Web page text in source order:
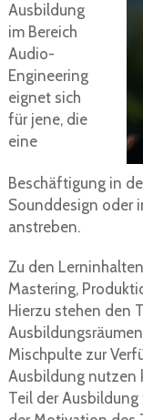
Ausbildung
im Bereich
Audio-
Engineering
eignet sich
für jene, die
eine
Beschäftigung in
Sounddesign oder
anstreben.
Zu den
Mastering,
Hierzu stehen den
Mischpulte zur
Ausbildung nutzen
Teil der